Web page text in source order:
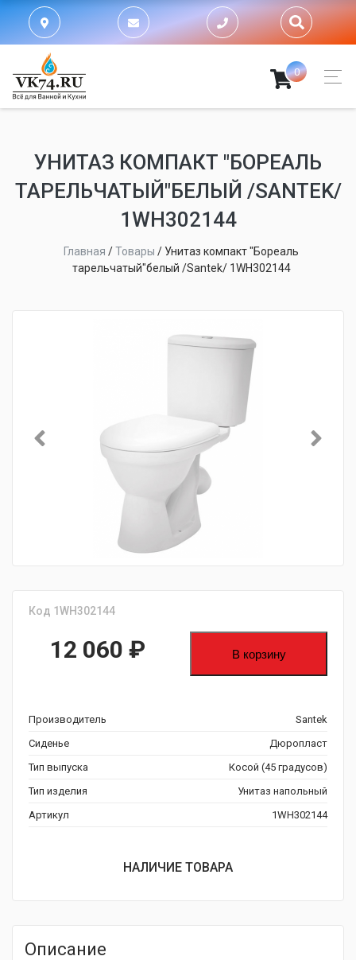
0
УНИТАЗ КОМПАКТ "БОРЕАЛЬ
ТАРЕЛЬЧАТЫЙ"БЕЛЫЙ /SANTEK/
1WH302144
Главная /Товары / Унитаз компакт "Бореаль
тарельчатый"белый /Santek/ 1WH302144
Код 1WH302144
12 060 ₽ В корзину
Производитель
Santek
Сиденье
Дюропласт
Тип выпуска
Косой (45 градусов)
Тип изделия
Унитаз напольный
Артикул
1WH302144
НАЛИЧИЕ ТОВАРА
Описание